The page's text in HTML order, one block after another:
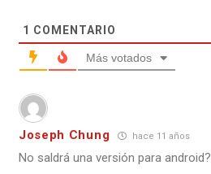
1 COMENTARIO
Más votados
Joseph Chung hace 11 años
No saldrá una versión para android?